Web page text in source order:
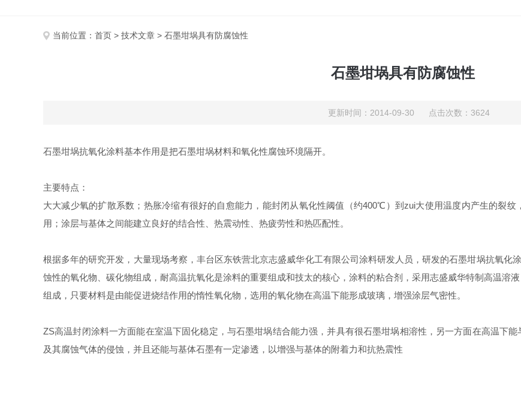
当前位置： 首页 > 技术文章 > 石墨坩埚具有防腐蚀性
石墨坩埚具有防腐蚀性
更新时间：2014-09-30 点击次数：3624
石墨坩埚抗氧化涂料基本作用是把石墨坩埚材料和氧化性腐蚀环境隔开。
主要特点：
大大减少氧的扩散系数；热胀冷缩有很好的自愈能力，能封闭从氧化性阈值（约400℃）到zui大使用温度内产生的裂
用；涂层与基体之间能建立良好的结合性、热震动性、热疲劳性和热匹配性。
根据多年的研究开发，大量现场考察，丰台区东铁营北京志盛威华化工有限公司涂料研发人员，研发的石墨坩埚抗氧化
蚀性的氧化物、碳化物组成，耐高温抗氧化是涂料的重要组成和技太的核心，涂料的粘合剂，采用志盛威华特制高温溶
组成，只要材料是由能促进烧结作用的惰性氧化物，选用的氧化物在高温下能形成玻璃，增强涂层气密性。
ZS高温封闭涂料一方面能在室温下固化稳定，与石墨坩埚结合能力强，并具有很石墨坩埚相溶性，另一方面在高温下
及其腐蚀气体的侵蚀，并且还能与基体石墨有一定渗透，以增强与基体的附着力和抗热震性